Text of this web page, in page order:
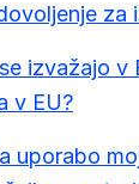
za
izvažajo v
v EU?
uporabo